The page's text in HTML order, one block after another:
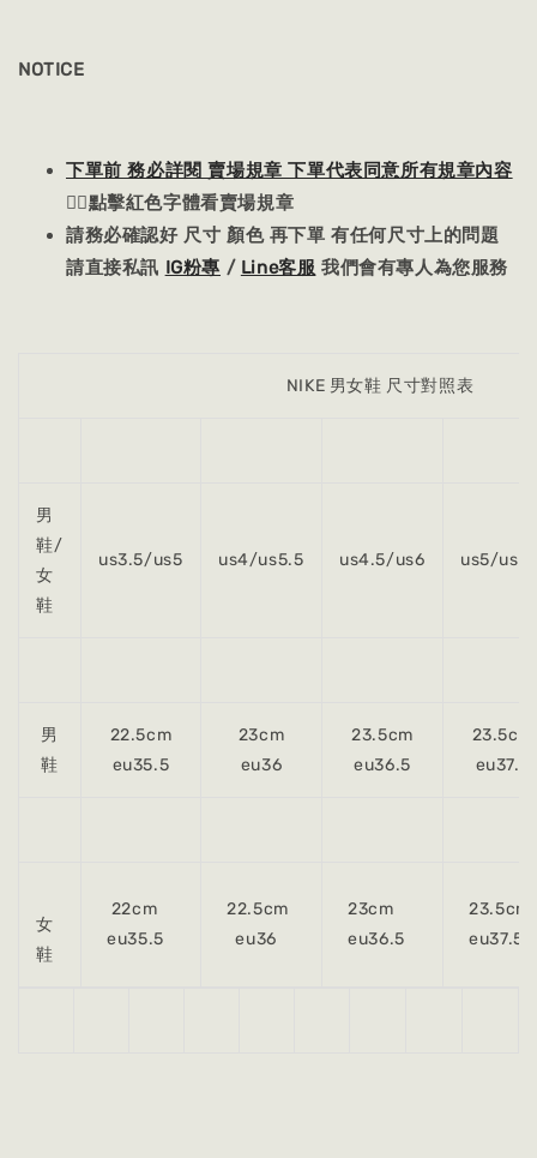
NOTICE
下單前 務必詳閱 賣場規章 下單代表同意所有規章內容
👈🏻點擊紅色字體看賣場規章
請務必確認好 尺寸 顏色 再下單 有任何尺寸上的問題
請直接私訊 IG粉專 / Line客服 我們會有專人為您服務
NIKE 男女鞋 尺寸對照表
男
鞋/
女
鞋
us3.5/us5 us4/us5.5 us4.5/us6 us5/
男
鞋
22.5cm
eu35.5
23cm
eu36
23.5cm
eu36.5
23.5cm
eu37.5
女
鞋
22cm
eu35.5
22.5cm
eu36
23cm
eu36.5
23.5cm
eu37.5